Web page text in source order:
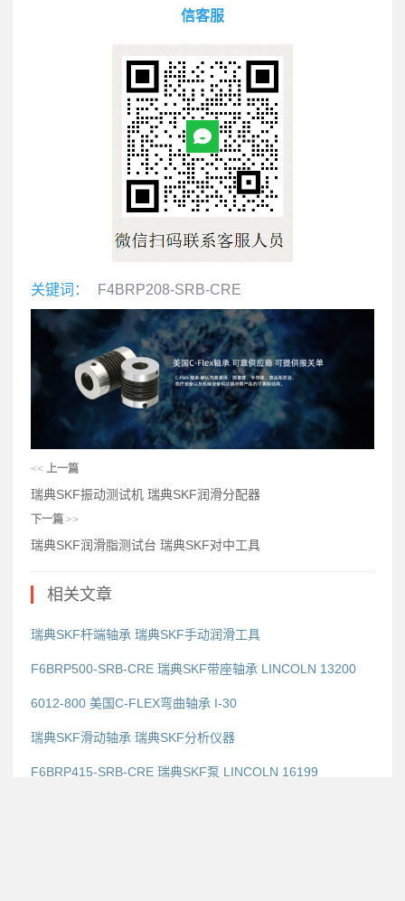
信客服
关键词： F4BRP208-SRB-CRE
<< 上一篇
瑞典SKF振动测试机 瑞典SKF润滑分配器
下一篇 >>
瑞典SKF润滑脂测试台 瑞典SKF对中工具
相关文章
瑞典SKF杆端轴承 瑞典SKF手动润滑工具
F6BRP500-SRB-CRE 瑞典SKF带座轴承 LINCOLN 13200
6012-800 美国C-FLEX弯曲轴承 I-30
瑞典SKF滑动轴承 瑞典SKF分析仪器
F6BRP415-SRB-CRE 瑞典SKF泵 LINCOLN 16199